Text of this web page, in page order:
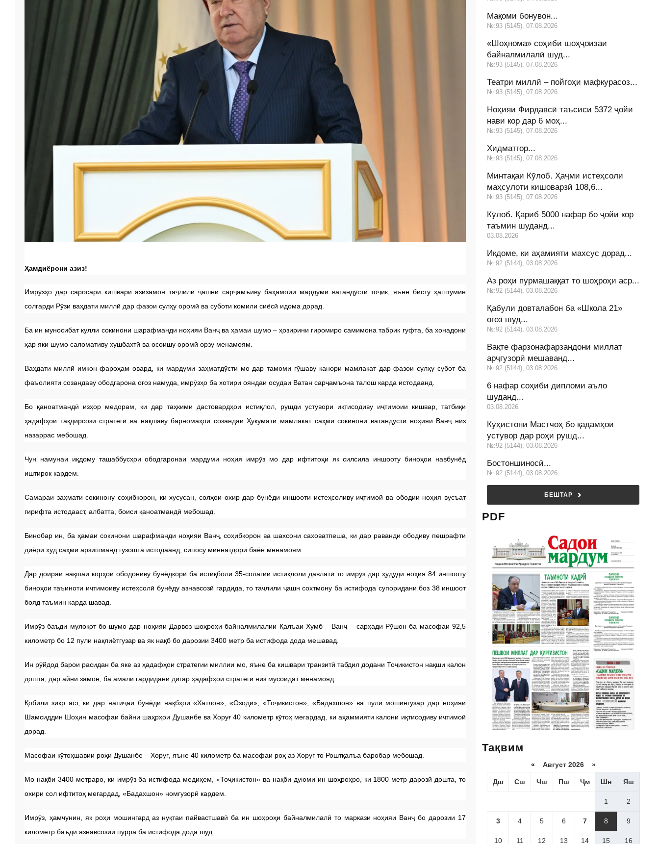
Ҳамдиёрони азиз!
Имрӯзҳо дар саросари кишвари азизамон таҷлили ҷашни сарҷамъиву баҳамоии мардуми ватандӯсти тоҷик, яъне бисту ҳаштумин
солгарди Рӯзи ваҳдати миллӣ дар фазои сулҳу оромӣ ва суботи комили сиёсӣ идома дорад.
Ба ин муносибат кулли сокинони шарафманди ноҳияи Ванҷ ва ҳамаи шумо – ҳозирини гиромиро самимона табрик гуфта, ба хонадони
ҳар яки шумо саломативу хушбахтӣ ва осоишу оромӣ орзу менамоям.
Ваҳдати миллӣ имкон фароҳам овард, ки мардуми заҳматдӯсти мо дар тамоми гӯшаву канори мамлакат дар фазои сулҳу субот ба
фаъолияти созандаву ободгарона оғоз намуда, имрӯзҳо ба хотири ояндаи осудаи Ватан сарҷамъона талош карда истодаанд.
Бо қаноатмандӣ изҳор медорам, ки дар таҳкими дастовардҳои истиқлол, рушди устувори иқтисодиву иҷтимоии кишвар, татбиқи
ҳадафҳои тақдирсози стратегӣ ва нақшаву барномаҳои созандаи Ҳукумати мамлакат саҳми сокинони ватандӯсти ноҳияи Ванҷ низ
назаррас мебошад.
Чун намунаи иқдому ташаббусҳои ободгаронаи мардуми ноҳия имрӯз мо дар ифтитоҳи як силсила иншооту биноҳои навбунёд
иштирок кардем.
Самараи заҳмати сокинону соҳибкорон, ки хусусан, солҳои охир дар бунёди иншооти истеҳсоливу иҷтимоӣ ва ободии ноҳия вусъат
гирифта истодааст, албатта, боиси қаноатмандӣ мебошад.
Бинобар ин, ба ҳамаи сокинони шарафманди ноҳияи Ванҷ, соҳибкорон ва шахсони саховатпеша, ки дар раванди ободиву пешрафти
диёри худ саҳми арзишманд гузошта истодаанд, сипосу миннатдорӣ баён менамоям.
Дар доираи нақшаи корҳои ободониву бунёдкорӣ ба истиқболи 35-солагии истиқлоли давлатӣ то имрӯз дар ҳудуди ноҳия 84 иншооту
биноҳои таъиноти иҷтимоиву истеҳсолӣ бунёду азнавсозӣ гардида, то таҷлили ҷашн сохтмону ба истифода супоридани боз 38 иншоот
бояд таъмин карда шавад.
Имрӯз баъди мулоқот бо шумо дар ноҳияи Дарвоз шоҳроҳи байналмилалии Қалъаи Хумб – Ванҷ – сарҳади Рӯшон ба масофаи 92,5
километр бо 12 пули нақлиётгузар ва як нақб бо дарозии 3400 метр ба истифода дода мешавад.
Ин рӯйдод барои расидан ба яке аз ҳадафҳои стратегии миллии мо, яъне ба кишвари транзитӣ табдил додани Тоҷикистон нақши калон
дошта, дар айни замон, ба амалӣ гардидани дигар ҳадафҳои стратегӣ низ мусоидат менамояд.
Қобили зикр аст, ки дар натиҷаи бунёди нақбҳои «Хатлон», «Озодӣ», «Тоҷикистон», «Бадахшон» ва пули мошингузар дар ноҳияи
Шамсиддин Шоҳин масофаи байни шаҳрҳои Душанбе ва Хоруғ 40 километр кӯтоҳ мегардад, ки аҳаммияти калони иқтисодиву иҷтимоӣ
дорад.
Масофаи кӯтоҳшавии роҳи Душанбе – Хоруғ, яъне 40 километр ба масофаи роҳ аз Хоруғ то Роштқалъа баробар мебошад.
Мо нақби 3400-метраро, ки имрӯз ба истифода медиҳем, «Тоҷикистон» ва нақби дуюми ин шоҳроҳро, ки 1800 метр дарозӣ дошта, то
охири сол ифтитоҳ мегардад, «Бадахшон» номгузорӣ кардем.
Имрӯз, ҳамчунин, як роҳи мошингард аз нуқтаи пайвастшавӣ ба ин шоҳроҳи байналмилалӣ то маркази ноҳияи Ванҷ бо дарозии 17
километр баъди азнавсозии пурра ба истифода дода шуд.
Мақоми бонувон...
№:93 (5145), 07.08.2026
«Шоҳнома» соҳиби шоҳҷоизаи
байналмилалӣ шуд...
№:93 (5145), 07.08.2026
Театри миллӣ – пойгоҳи мафкурасоз...
№:93 (5145), 07.08.2026
Ноҳияи Фирдавсӣ таъсиси 5372 ҷойи
нави кор дар 6 моҳ...
№:93 (5145), 07.08.2026
Хидматгор...
№:93 (5145), 07.08.2026
Минтақаи Кӯлоб. Ҳаҷми истеҳсоли
маҳсулоти кишоварзӣ 108,6...
№:93 (5145), 07.08.2026
Кӯлоб. Қариб 5000 нафар бо ҷойи кор
таъмин шуданд...
03.08.2026
Иқдоме, ки аҳамияти махсус дорад...
№:92 (5144), 03.08.2026
Аз роҳи пурмашаққат то шоҳроҳи аср...
№:92 (5144), 03.08.2026
Қабули довталабон ба «Школа 21»
оғоз шуд...
№:92 (5144), 03.08.2026
Вақте фарзонафарзандони миллат
арҷгузорӣ мешаванд...
№:92 (5144), 03.08.2026
6 нафар соҳиби дипломи аъло
шуданд...
03.08.2026
Кӯҳистони Мастчоҳ бо қадамҳои
устувор дар роҳи рушд...
№:92 (5144), 03.08.2026
Бостоншиносӣ...
№:92 (5144), 03.08.2026
БЕШТАР
PDF
Тақвим
« Август 2026 »
Дш Сш Чш Пш Ҷм Шн Яш
1 2
3 4 5 6 7 8 9
10 11 12 13 14 15 16